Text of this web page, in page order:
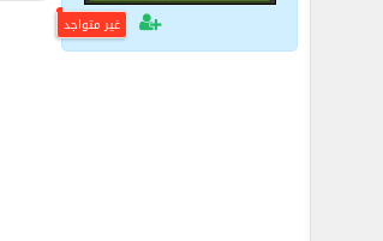
غير متواجد